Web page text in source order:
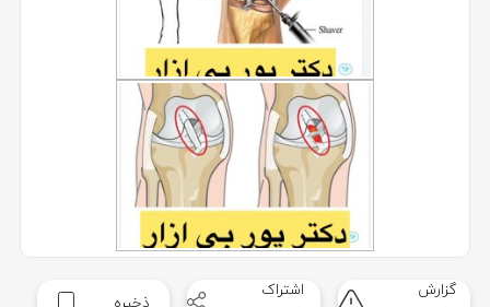
گزارش
اشتراک
ذخیره